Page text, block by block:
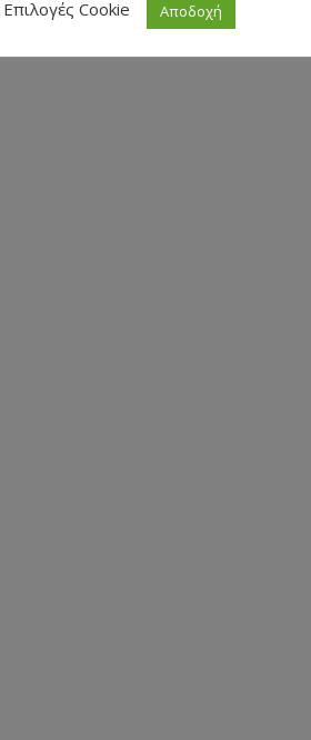
Επιλογές Cookie Αποδοχή